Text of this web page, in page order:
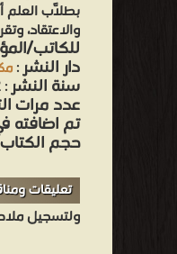
بطلَّاب العلم
والاعتقاد،
للكاتب/
دار النشر:
سنة النشر: 2012م / 1433هـ .
عدد مرات
تم اضافته
حجم
تعليقات
ولتسجيل